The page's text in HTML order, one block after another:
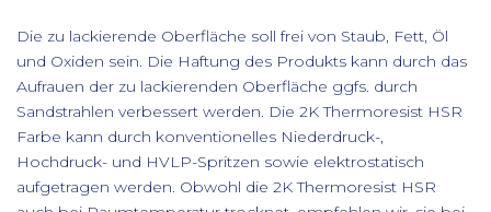
Die zu lackierende Oberfläche soll frei von Staub, Fett, Öl
und Oxiden sein. Die Haftung des Produkts kann durch das
Aufrauen der zu lackierenden Oberfläche ggfs. durch
Sandstrahlen verbessert werden. Die 2K Thermoresist HSR
Farbe kann durch konventionelles Niederdruck-,
Hochdruck- und HVLP-Spritzen sowie elektrostatisch
aufgetragen werden. Obwohl die 2K Thermoresist HSR